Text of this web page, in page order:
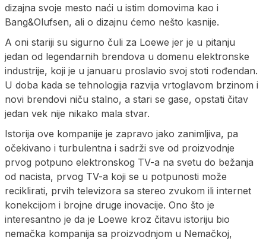
dizajna svoje mesto naći u istim domovima kao i
Bang&Olufsen, ali o dizajnu ćemo nešto kasnije.
A oni stariji su sigurno čuli za Loewe jer je u pitanju
jedan od legendarnih brendova u domenu elektronske
industrije, koji je u januaru proslavio svoj stoti rođendan.
U doba kada se tehnologija razvija vrtoglavom brzinom i
novi brendovi niču stalno, a stari se gase, opstati čitav
jedan vek nije nikako mala stvar.
Istorija ove kompanije je zapravo jako zanimljiva, pa
očekivano i turbulentna i sadrži sve od proizvodnje
prvog potpuno elektronskog TV-a na svetu do bežanja
od nacista, prvog TV-a koji se u potpunosti može
reciklirati, prvih televizora sa stereo zvukom ili internet
konekcijom i brojne druge inovacije. Ono što je
interesantno je da je Loewe kroz čitavu istoriju bio
nemačka kompanija sa proizvodnjom u Nemačkoj,